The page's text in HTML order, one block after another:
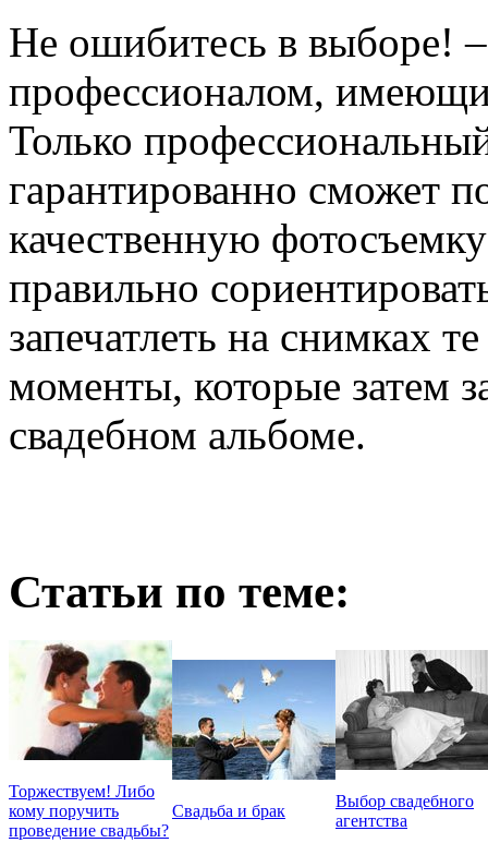
Не ошибитесь в выборе!
профессионалом,
Только
гарантированно сможет
качественную
правильно
запечатлеть на снимках
моменты, которые затем
свадебном альбоме.
Статьи по теме:
Торжествуем! Либо
кому поручить
проведение свадьбы?
Свадьба и брак
Выбор свадебного
агентства